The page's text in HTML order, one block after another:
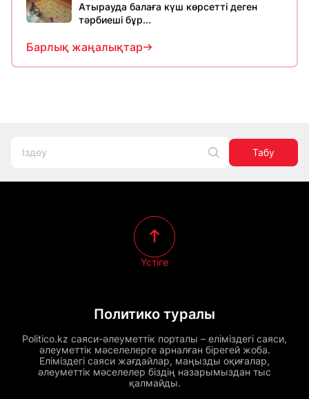
Атырауда балаға күш көрсетті деген
тәрбиеші бұр...
Барлық жаңалықтар
Табу
Политико туралы
Politico.kz саяси-әлеуметтік порталы – еліміздегі саяси,
әлеуметтік мәселелерге арналған бірегей жоба.
Еліміздегі саяси жағдайлар, маңызды оқиғалар,
әлеуметтік мәселелер біздің назарымыздан тыс
қалмайды.
Үстіге